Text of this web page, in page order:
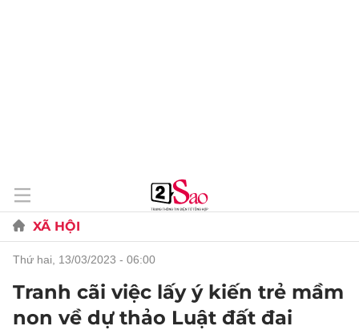
XÃ HỘI
thứ hai, 13/03/2023 - 06:00
Tranh cãi việc lấy ý kiến trẻ mầm
non về dự thảo Luật đất đai